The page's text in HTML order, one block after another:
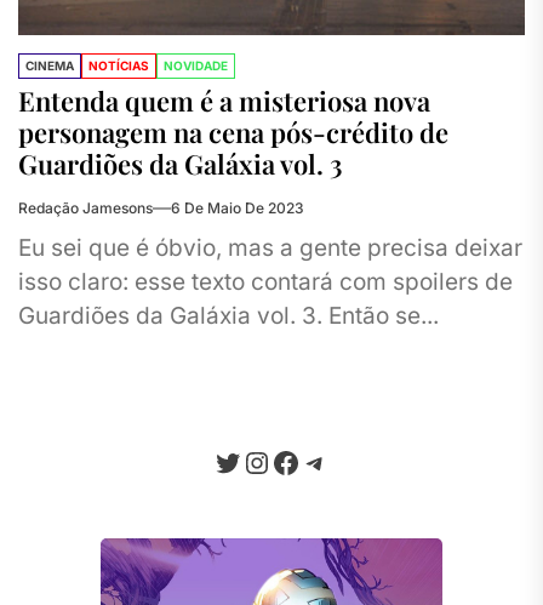
CINEMA NOTÍCIAS NOVIDADE
Entenda quem é a misteriosa nova
personagem na cena pós-crédito de
Guardiões da Galáxia vol. 3
Redação Jamesons 6 De Maio De 2023
Eu sei que é óbvio, mas a gente precisa deixar
isso claro: esse texto contará com spoilers de
Guardiões da Galáxia vol. 3. Então se...
Twitter
Instagram
Facebook
Telegram